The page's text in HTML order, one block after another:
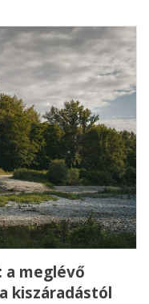
meglévő
kiszáradástól